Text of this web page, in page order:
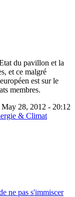
du pavillon et la
et ce malgré
est sur le
membres.
28, 2012 - 20:12
& Climat
ne pas s'immiscer